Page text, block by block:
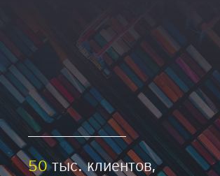
50тыс. клиентов,